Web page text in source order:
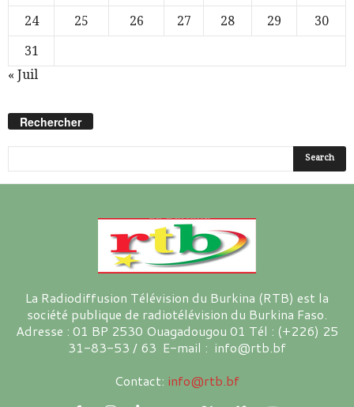
24
25 26 27 28 29
30
31
« Juil
Rechercher
La Radiodiffusion Télévision du Burkina (RTB) est la
société publique de radiotélévision du Burkina Faso.
Adresse : 01 BP 2530 Ouagadougou 01 Tél : (+226) 25
31-83-53 / 63 E-mail : info@rtb.bf
Contact: info@rtb.bf